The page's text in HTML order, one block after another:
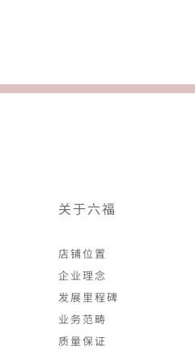
关于六福
店铺位置
企业理念
发展里程碑
业务范畴
质量保证